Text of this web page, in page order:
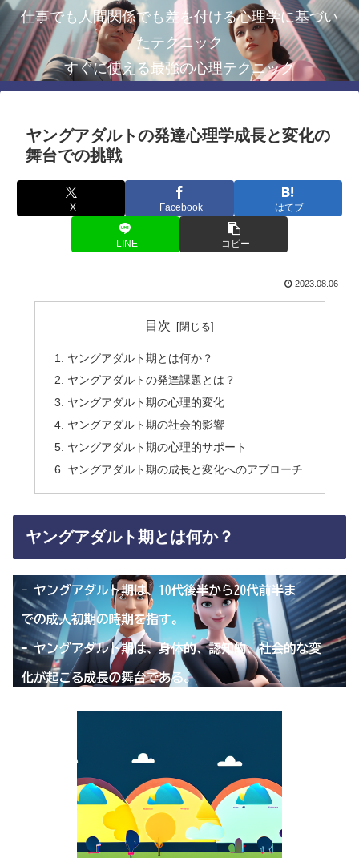
仕事でも人間関係でも差を付ける心理学に基づい
たテクニック
すぐに使える最強の心理テクニック
ヤングアダルトの発達心理学成長と変化の
舞台での挑戦
X Facebook はてブ
LINE コピー
2023.08.06
目次
ヤングアダルト期とは何か？
ヤングアダルトの発達課題とは？
ヤングアダルト期の心理的変化
ヤングアダルト期の社会的影響
ヤングアダルト期の心理的サポート
ヤングアダルト期の成長と変化へのアプローチ
ヤングアダルト期とは何か？